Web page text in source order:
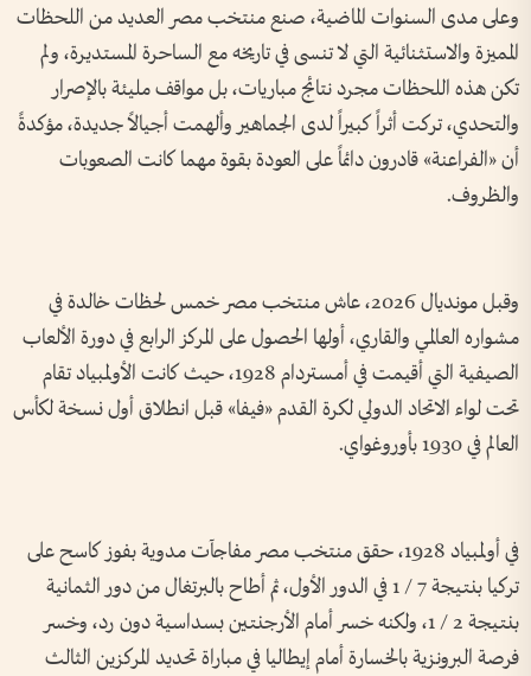
وعلى مدى السنوات الماضية، صنع منتخب مصر العديد من اللحظات
المميزة والاستثنائية التي لا تنسى في تاريخه مع الساحرة المستديرة، ولم
تكن هذه اللحظات مجرد نتائج مباريات، بل مواقف مليئة بالإصرار
والتحدي، تركت أثراً كبيراً لدى الجماهير وألهمت أجيالاً جديدة، مؤكدةً
أن «الفراعنة» قادرون دائماً على العودة بقوة مهما كانت الصعوبات
والظروف.
وقبل مونديال 2026، عاش منتخب مصر خمس لحظات خالدة في
مشواره العالمي والقاري، أولها الحصول على المركز الرابع في دورة الألعاب
الصيفية التي أقيمت في أمستردام 1928، حيث كانت الأولمبياد تقام
تحت لواء الاتحاد الدولي لكرة القدم «فيفا» قبل انطلاق أول نسخة لكأس
العالم في 1930 بأوروغواي.
في أولمبياد 1928، حقق منتخب مصر مفاجآت مدوية بفوز كاسح على
تركيا بنتيجة 7 / 1 في الدور الأول، ثم أطاح بالبرتغال من دور الثمانية
بنتيجة 2 / 1، ولكنه خسر أمام الأرجنتين بسداسية دون رد، وخسر
فرصة البرونزية بالخسارة أمام إيطاليا في مباراة تحديد المركزين الثالث